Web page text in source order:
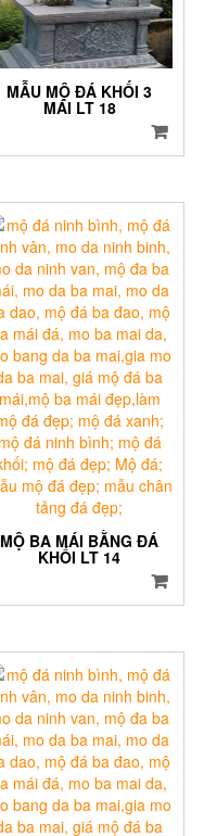
MẪU MỘ ĐÁ KHỐI 3
MÁI LT 18
MỘ BA MÁI BẰNG ĐÁ
KHỐI LT 14